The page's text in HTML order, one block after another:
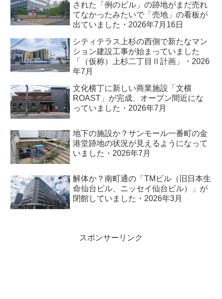
された「例のビル」の跡地がまだ売れ
てなかったみたいで「売地」の看板が
出ていました・2026年7月16日
シティテラス上杉の西側で新たなマン
ション建設工事が始まっていました
「（仮称）上杉二丁目Ⅱ計画」・2026
年7月
文化横丁に新しい商業施設「文横
ROAST」が完成、オープン間近にな
っていました・2026年7月
地下の施設か？サンモール一番町の金
港堂跡地の状況が見えるようになって
いました・2026年7月
解体か？南町通の「TMビル（旧日本生
命仙台ビル、ニッセイ仙台ビル）」が
閉館していました・2026年3月
スポンサーリンク